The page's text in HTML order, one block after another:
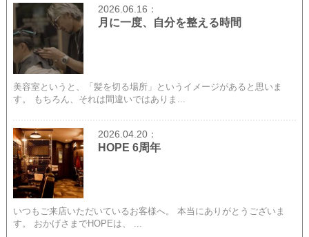
2026.06.16：
月に一度、自分を整える時間
美容室というと、「髪を切る場所」というイメージがあると思いま
す。 もちろん、それは間違いではありま...
2026.04.20：
HOPE 6周年
いつもご来店いただいているお客様へ。 本当にありがとうございま
す。 おかげさまでHOPEは、 ...